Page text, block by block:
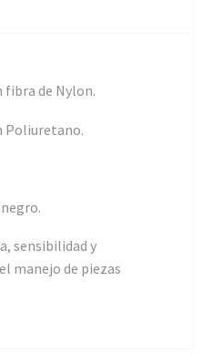
fibra de Nylon.
Poliuretano.
sensibilidad y
manejo de piezas